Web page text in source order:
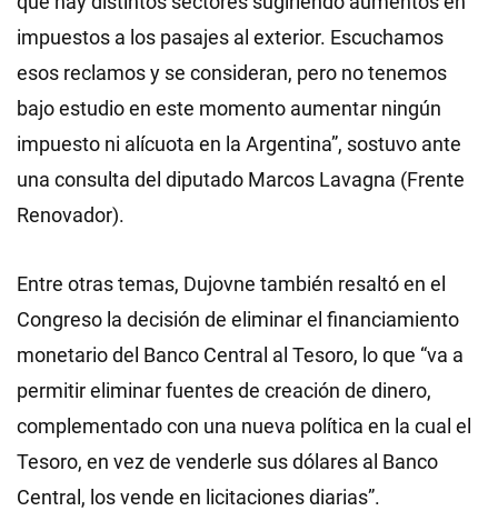
impuestos a los pasajes al exterior. Escuchamos
esos reclamos y se consideran, pero no tenemos
bajo estudio en este momento aumentar ningún
impuesto ni alícuota en la Argentina”, sostuvo ante
una consulta del diputado Marcos Lavagna (Frente
Renovador).
Entre otras temas, Dujovne también resaltó en el
Congreso la decisión de eliminar el financiamiento
monetario del Banco Central al Tesoro, lo que “va a
permitir eliminar fuentes de creación de dinero,
complementado con una nueva política en la cual el
Tesoro, en vez de venderle sus dólares al Banco
Central, los vende en licitaciones diarias”.